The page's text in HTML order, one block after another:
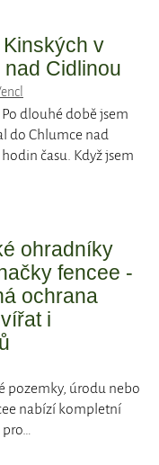
v
Cidlinou
Po dlouhé době jsem
do Chlumce nad
času. Když jsem
ohradníky
fencee -
ochrana
i
pozemky, úrodu nebo
nabízí kompletní
pro…